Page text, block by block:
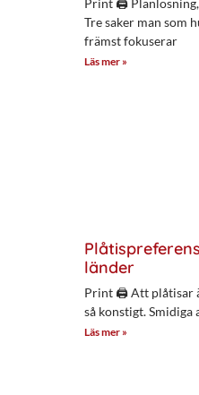
Tre saker man som
främst fokuserar
Läs mer »
länder
Print 🖨 Att plåtisar
så konstigt. Smidiga
Läs mer »